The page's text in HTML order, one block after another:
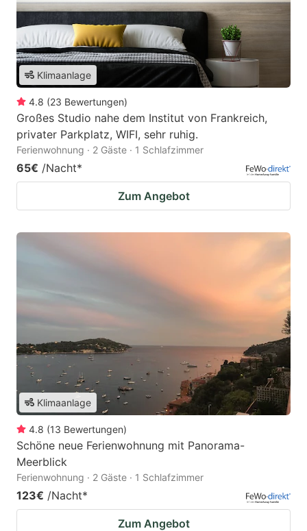
Klimaanlage
4.8 (23 Bewertungen)
Großes Studio nahe dem Institut von Frankreich,
privater Parkplatz, WIFI, sehr ruhig.
Ferienwohnung · 2 Gäste · 1 Schlafzimmer
65€ /Nacht*
Zum Angebot
Klimaanlage
4.8 (13 Bewertungen)
Schöne neue Ferienwohnung mit Panorama-
Meerblick
Ferienwohnung · 2 Gäste · 1 Schlafzimmer
123€ /Nacht*
Zum Angebot